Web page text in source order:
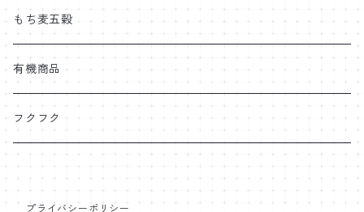
もち麦五穀
有機商品
フクフク
プライバシーポリシー